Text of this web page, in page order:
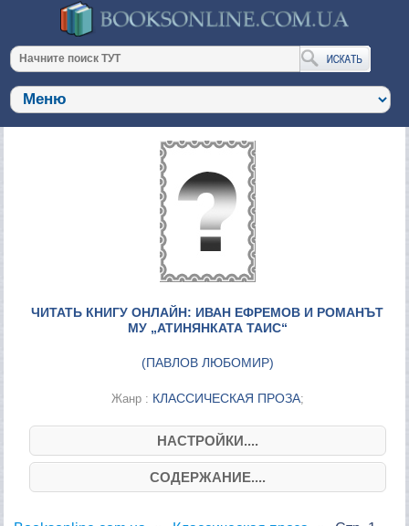
ЧИТАТЬ КНИГУ ОНЛАЙН: ИВАН ЕФРЕМОВ И РОМАНЪТ
МУ „АТИНЯНКАТА ТАИС“
(ПАВЛОВ ЛЮБОМИР)
Жанр : КЛАССИЧЕСКАЯ ПРОЗА;
НАСТРОЙКИ....
СОДЕРЖАНИЕ....